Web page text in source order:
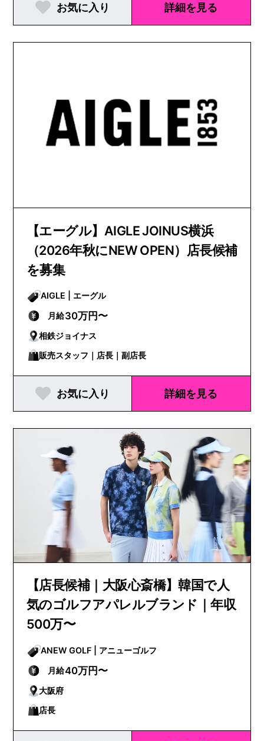
お気に入り 詳細を見る
【エーグル】AIGLE JOINUS横浜
（2026年秋にNEW OPEN）店長候補
を募集
AIGLE | エーグル
月給30万円〜
相鉄ジョイナス
販売スタッフ｜店長｜副店長
お気に入り 詳細を見る
【店長候補｜大阪心斎橋】韓国で人
気のゴルフアパレルブランド｜年収
500万〜
ANEW GOLF | アニューゴルフ
月給40万円〜
大阪府
店長